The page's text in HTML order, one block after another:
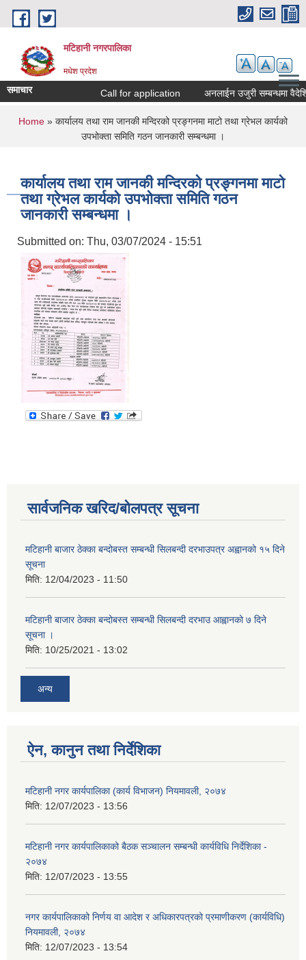
Skip to main content
मटिहानी नगरपालिका
मधेश प्रदेश
समाचार Call for application अनलाईन उजुरी सम्बन्धमा
You are here
Home » कार्यालय तथा राम जानकी मन्दिरको प्रङ्गनमा माटो तथा ग्रेभल कार्यको
उपभोक्ता समिति गठन जानकारी सम्बन्धमा ।
कार्यालय तथा राम जानकी मन्दिरको प्रङ्गनमा माटो
तथा ग्रेभल कार्यको उपभोक्ता समिति गठन
जानकारी सम्बन्धमा ।
Submitted on: Thu, 03/07/2024 - 15:51
सार्वजनिक खरिद/बोलपत्र सूचना
मटिहानी बाजार ठेक्का बन्दोबस्त सम्बन्धी सिलबन्दी दरभाउपत्र अह्वानको १५ दिने
सूचना
मिति: 12/04/2023 - 11:50
मटिहानी बाजार ठेक्का बन्दोबस्त सम्बन्धी सिलबन्दी दरभाउ आह्वानको ७ दिने
सूचना ।
मिति: 10/25/2021 - 13:02
अन्य
ऐन, कानुन तथा निर्देशिका
मटिहानी नगर कार्यपालिका (कार्य विभाजन) नियमावली, २०७४
मिति: 12/07/2023 - 13:56
मटिहानी नगर कार्यपालिकाको बैठक सञ्चालन सम्बन्धी कार्यविधि निर्देशिका -
२०७४
मिति: 12/07/2023 - 13:55
नगर कार्यपालिकाको निर्णय वा आदेश र अधिकारपत्रको प्रमाणीकरण (कार्यविधि)
नियमावली, २०७४
मिति: 12/07/2023 - 13:54